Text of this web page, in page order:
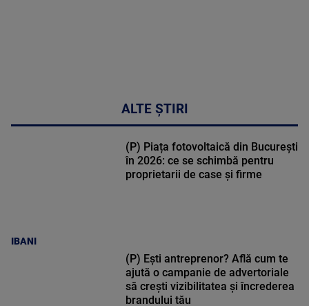
ALTE ȘTIRI
IBANI
(P) Piața fotovoltaică din București
în 2026: ce se schimbă pentru
proprietarii de case și firme
(P) Ești antreprenor? Află cum te
ajută o campanie de advertoriale
să crești vizibilitatea și încrederea
brandului tău